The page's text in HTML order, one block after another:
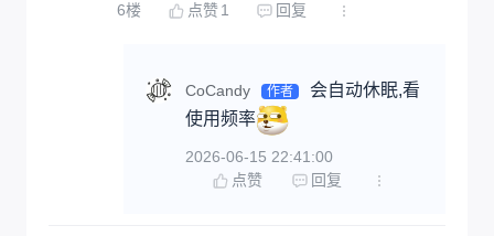
6楼 点赞 1 回复
CoCandy 作者
会自动休眠,看
使用频率
2026-06-15 22:41:00
点赞
回复